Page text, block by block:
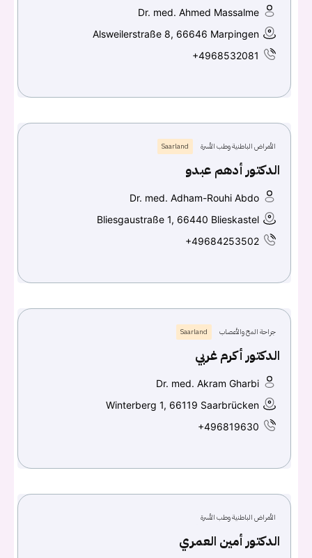
Dr. med. Ahmed Massalme
Alsweilerstraße 8, 66646 Marpingen
+4968532081
الأمراض الباطنية وطب الأسرة Saarland
الدكتور أدهم عبدو
Dr. med. Adham-Rouhi Abdo
Bliesgaustraße 1, 66440 Blieskastel
+49684253502
جراحة المخ والأعصاب Saarland
الدكتور أكرم غربي
Dr. med. Akram Gharbi
Winterberg 1, 66119 Saarbrücken
+496819630
الأمراض الباطنية وطب الأسرة
الدكتور أمين العمري